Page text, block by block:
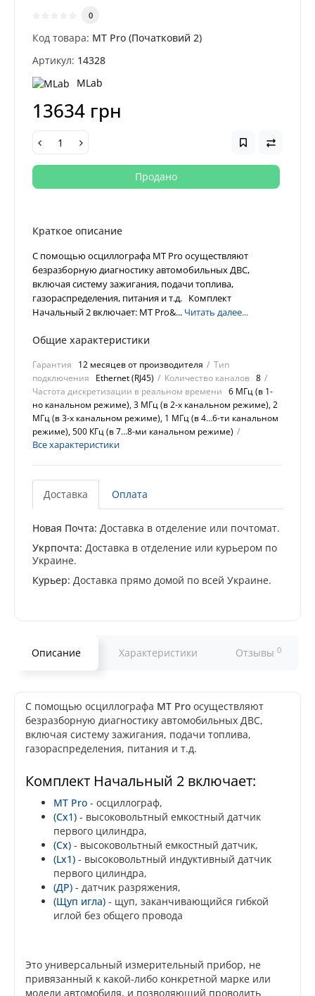
0
Код товара: MT Pro (Початковий 2)
Артикул: 14328
MLab
13634 грн
Продано
Краткое описание
С помощью осциллографа MT Pro осуществляют
безразборную диагностику автомобильных ДВС,
включая систему зажигания, подачи топлива,
газораспределения, питания и т.д. Комплект
Начальный 2 включает: MT Pro&... Читать далее...
Общие характеристики
Гарантия 12 месяцев от производителя
Тип
подключения
Ethernet (RJ45) Количество каналов 8
Частота дискретизации в реальном времени 6 МГц (в 1-
но канальном режиме), 3 МГц (в 2-х канальном режиме), 2
МГц (в 3-х канальном режиме), 1 МГц (в 4…6-ти канальном
режиме), 500 КГц (в 7…8-ми канальном режиме)
Все характеристики
Доставка Оплата
Новая Почта: Доставка в отделение или почтомат.
Укрпочта: Доставка в отделение или курьером по
Украине.
Курьер: Доставка прямо домой по всей Украине.
Описание Характеристики Отзывы 0
С помощью осциллографа MT Pro осуществляют
безразборную диагностику автомобильных ДВС,
включая систему зажигания, подачи топлива,
газораспределения, питания и т.д.
Комплект Начальный 2 включает:
MT Pro - осциллограф,
(Cx1) - высоковольтный емкостный датчик
первого цилиндра,
(Cx) - высоковольтный емкостный датчик,
(Lx1) - высоковольтный индуктивный датчик
первого цилиндра,
(ДР) - датчик разряжения,
(Щуп игла) - щуп, заканчивающийся гибкой
иглой без общего провода
Это универсальный измерительный прибор, не
привязанный к какой-либо конкретной марке или
модели автомобиля, и позволяющий проводить